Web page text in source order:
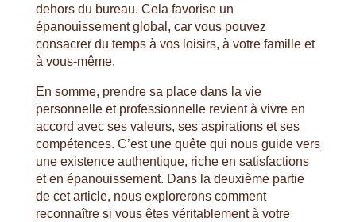
dehors du bureau. Cela favorise un
épanouissement global, car vous pouvez
consacrer du temps à vos loisirs, à votre famille et
à vous-même.
En somme, prendre sa place dans la vie
personnelle et professionnelle revient à vivre en
accord avec ses valeurs, ses aspirations et ses
compétences. C’est une quête qui nous guide vers
une existence authentique, riche en satisfactions
et en épanouissement. Dans la deuxième partie
de cet article, nous explorerons comment
reconnaître si vous êtes véritablement à votre